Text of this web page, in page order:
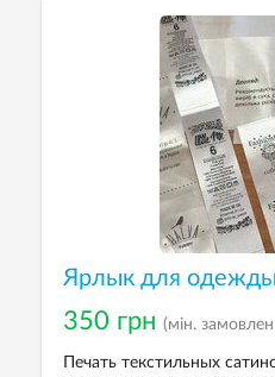
Ярлык для одежды
350 грн (мін.
Печать текстильных